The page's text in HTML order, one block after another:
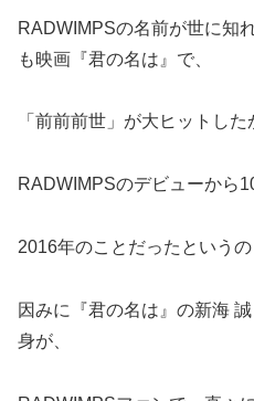
RADWIMPSの名前が世に知
も映画『君の名は』で、
「前前前世」が大ヒットした
RADWIMPSのデビューから
2016年のことだったという
因みに『君の名は』の新海
身が、